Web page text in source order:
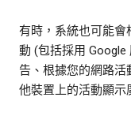
有時，系統也可能會
動 (包括採用
告、根據您的網路
他裝置上的活動顯示